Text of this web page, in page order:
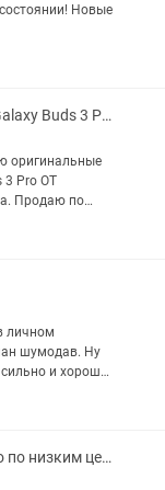
Новые
Продам Samsung Galaxy Buds 3 Pro
оригинальные
3 Pro OT
Продаю по
С силиконовым
личном
шумодав. Ну
и хорошо
потому
Samsung Buds 3 pro по низким ценам